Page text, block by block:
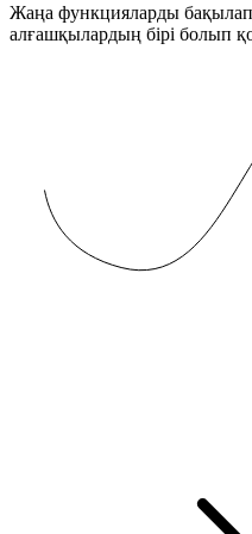
Жаңа функцияларды бақылап,
алғашқылардың бірі болып